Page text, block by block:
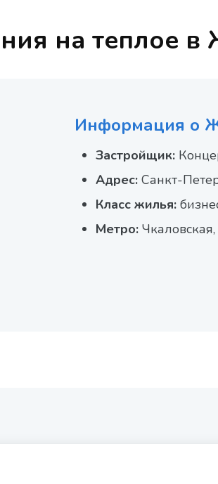
на теплое
Информация о
Застройщик:
Адрес: Санкт-
Класс жилья:
Метро: